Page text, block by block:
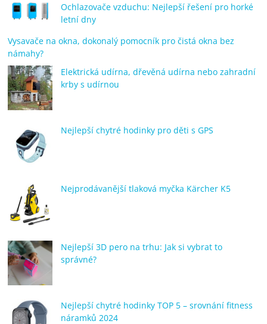
Ochlazovače vzduchu: Nejlepší řešení pro horké
letní dny
Vysavače na okna, dokonalý pomocník pro čistá okna bez
námahy?
Elektrická udírna, dřevěná udírna nebo zahradní
krby s udírnou
Nejlepší chytré hodinky pro děti s GPS
Nejprodávanější tlaková myčka Kärcher K5
Nejlepší 3D pero na trhu: Jak si vybrat to
správné?
Nejlepší chytré hodinky TOP 5 – srovnání fitness
náramků 2024